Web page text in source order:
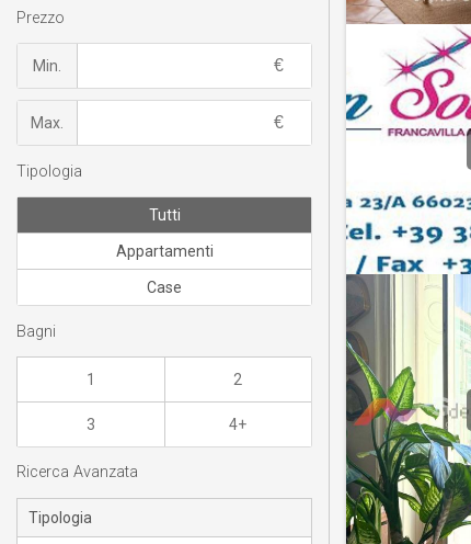
Prezzo
Min.
Max.
Tipologia
Tutti
Appartamenti
Case
Bagni
1 2
3 4+
Ricerca Avanzata
Tipologia